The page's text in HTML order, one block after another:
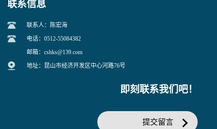
联系信息
联系人：陈宏海
电话：0512-55084382
邮箱： cshks@139.com
地址：昆山市经济开发区中心河路76号
即刻联系我们吧！
提交留言